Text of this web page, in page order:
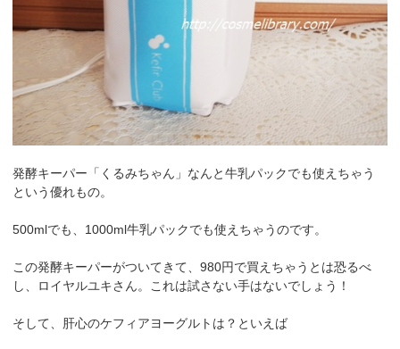
発酵キーパー「くるみちゃん」なんと牛乳パックでも使えちゃう
という優れもの。
500mlでも、1000ml牛乳パックでも使えちゃうのです。
この発酵キーパーがついてきて、980円で買えちゃうとは恐るべ
し、ロイヤルユキさん。これは試さない手はないでしょう！
そして、肝心のケフィアヨーグルトは？といえば